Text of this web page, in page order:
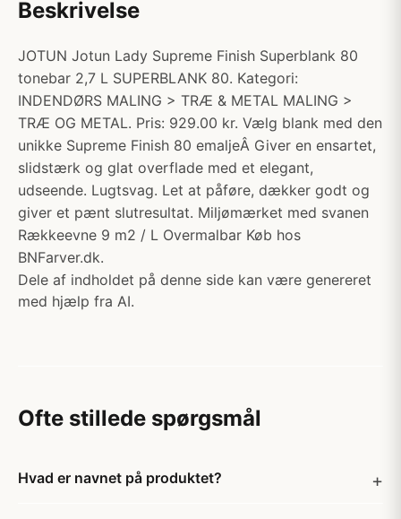
Beskrivelse
JOTUN Jotun Lady Supreme Finish Superblank 80
tonebar 2,7 L SUPERBLANK 80. Kategori:
INDENDØRS MALING > TRÆ & METAL MALING >
TRÆ OG METAL. Pris: 929.00 kr. Vælg blank med den
unikke Supreme Finish 80 emaljeÂ Giver en ensartet,
slidstærk og glat overflade med et elegant,
udseende. Lugtsvag. Let at påføre, dækker godt og
giver et pænt slutresultat. Miljømærket med svanen
Rækkeevne 9 m2 / L Overmalbar Køb hos
BNFarver.dk.
Dele af indholdet på denne side kan være genereret
med hjælp fra AI.
Ofte stillede spørgsmål
Hvad er navnet på produktet?